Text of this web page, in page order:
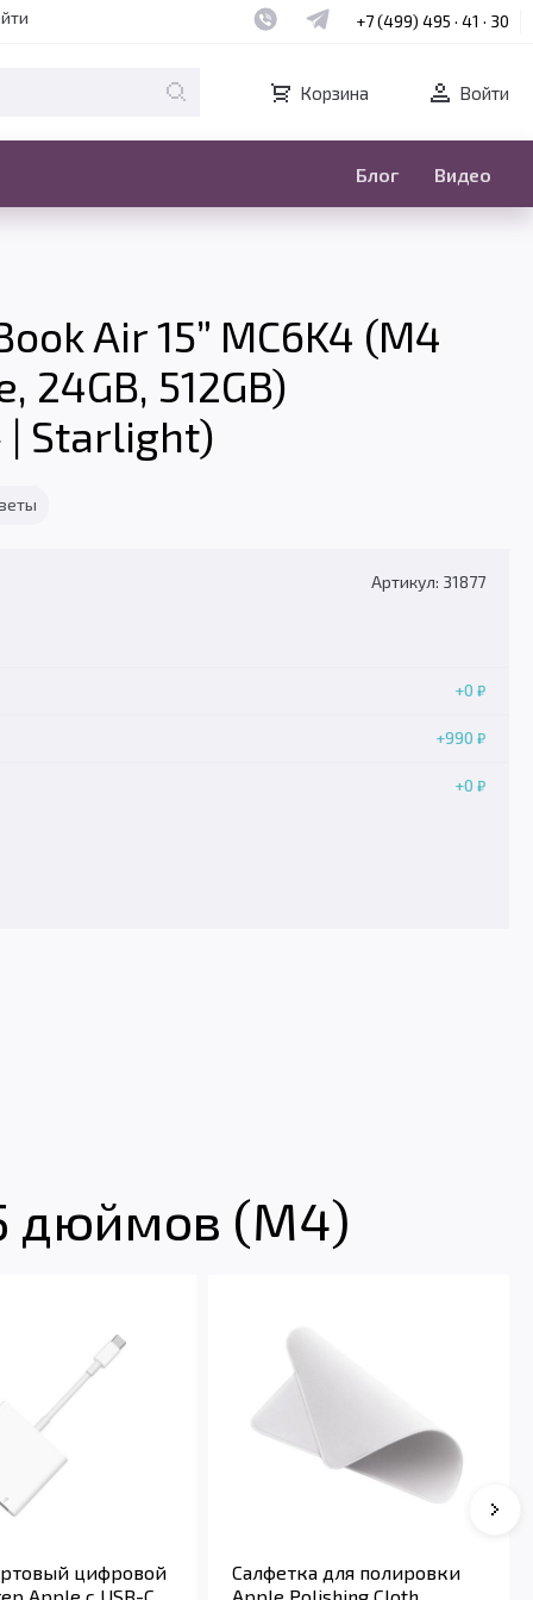
Наш whatsapp
Наш telegram
+7 (499) 495 · 41 · 30
Корзина Войти
Блог Видео
Air 15” MC6K4 (M4
24GB, 512GB)
| Starlight)
Артикул: 31877
+0 ₽
+990 ₽
+0 ₽
дюймов (M4)
цифровой
Салфетка для полировки